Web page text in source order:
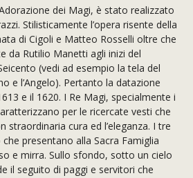
dei Magi, è stato realizzato
Stilisticamente l’opera risente della
di Cigoli e Matteo Rosselli oltre che
da Rutilio Manetti agli inizi del
(vedi ad esempio la tela del
e l’Angelo). Pertanto la datazione
e il 1620. I Re Magi, specialmente i
per le ricercate vesti che
straordinaria cura ed l’eleganza. I tre
presentano alla Sacra Famiglia
e mirra. Sullo sfondo, sotto un cielo
il seguito di paggi e servitori che